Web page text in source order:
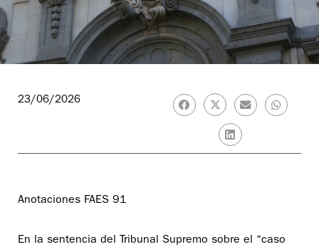
23/06/2026
Anotaciones FAES 91
En la sentencia del Tribunal Supremo sobre el “caso